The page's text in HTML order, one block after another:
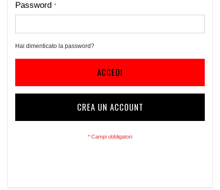
Password
Hai dimenticato la password?
ACCEDI
CREA UN ACCOUNT